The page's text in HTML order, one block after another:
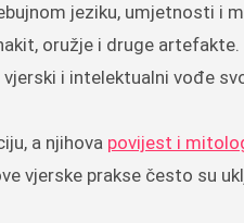
jeziku, umjetnosti i
oružje i druge
i intelektualni vođe
a njihova povijest i
vjerske prakse često su